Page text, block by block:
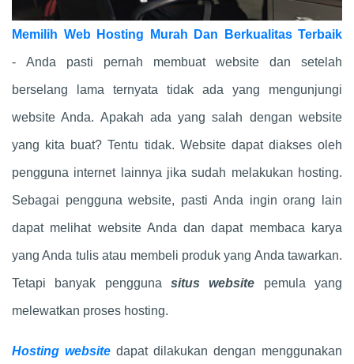
Memilih Web Hosting Murah Dan Berkualitas Terbaik
- Anda pasti pernah membuat website dan setelah
berselang lama ternyata tidak ada yang mengunjungi
website Anda. Apakah ada yang salah dengan website
yang kita buat? Tentu tidak. Website dapat diakses oleh
pengguna internet lainnya jika sudah melakukan hosting.
Sebagai pengguna website, pasti Anda ingin orang lain
dapat melihat website Anda dan dapat membaca karya
yang Anda tulis atau membeli produk yang Anda tawarkan.
Tetapi banyak pengguna situs website pemula yang
melewatkan proses hosting.
Hosting website dapat dilakukan dengan menggunakan